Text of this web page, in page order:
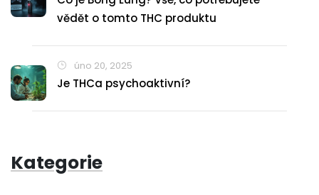
vědět o tomto THC produktu
úno 20, 2025
Je THCa psychoaktivní?
Kategorie